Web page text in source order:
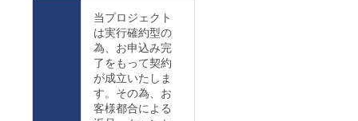
当プロジェクト
は実行確約型の
為、お申込み完
了をもって契約
が成立いたしま
す。その為、お
客様都合による